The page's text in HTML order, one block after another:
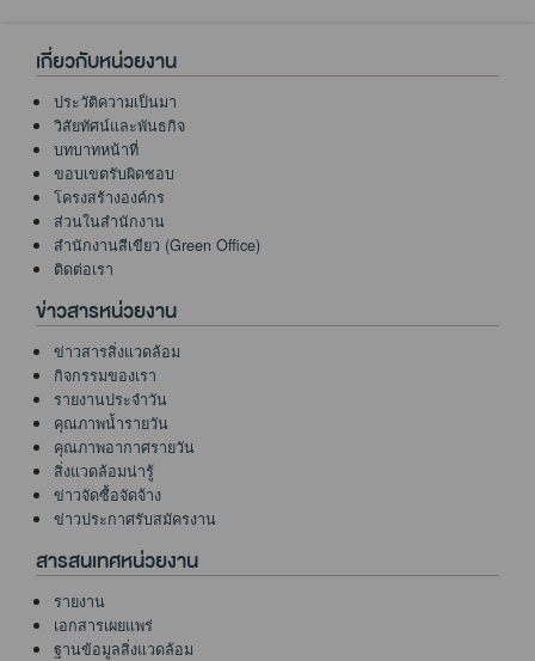
เกี่ยวกับหน่วยงาน
ประวัติความเป็นมา
วิสัยทัศน์และพันธกิจ
บทบาทหน้าที่
ขอบเขตรับผิดชอบ
โครงสร้างองค์กร
ส่วนในสำนักงาน
สำนักงานสีเขียว (Green Office)
ติดต่อเรา
ข่าวสารหน่วยงาน
ข่าวสารสิ่งแวดล้อม
กิจกรรมของเรา
รายงานประจำวัน
คุณภาพน้ำรายวัน
คุณภาพอากาศรายวัน
สิ่งแวดล้อมน่ารู้
ข่าวจัดซื้อจัดจ้าง
ข่าวประกาศรับสมัครงาน
สารสนเทศหน่วยงาน
รายงาน
เอกสารเผยแพร่
ฐานข้อมูลสิ่งแวดล้อม